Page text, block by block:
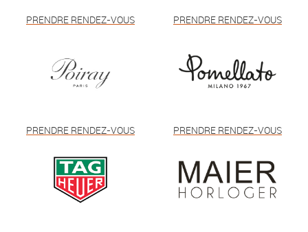
PRENDRE RENDEZ-VOUS PRENDRE RENDEZ-VOUS
PRENDRE RENDEZ-VOUS PRENDRE RENDEZ-VOUS